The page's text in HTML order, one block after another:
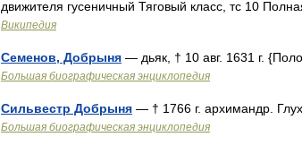
движителя гусеничный Тяговый класс, тс 10
Википедия
Семенов, Добрыня — дьяк, † 10 авг. 1631 г.
Большая биографическая энциклопедия
Сильвестр Добрыня — † 1766 г. архимандр.
Большая биографическая энциклопедия